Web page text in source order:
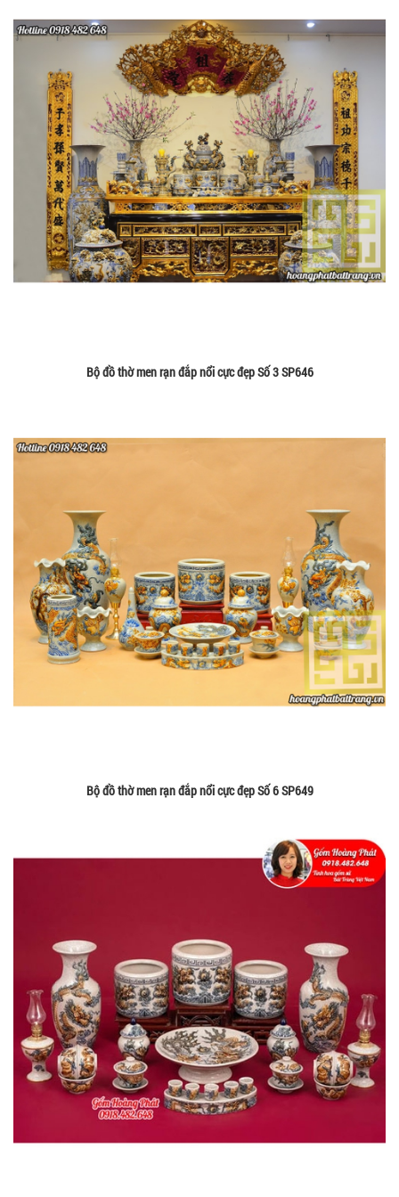
Bộ đồ thờ men rạn đắp nổi cực đẹp Số 3 SP646
Bộ đồ thờ men rạn đắp nổi cực đẹp Số 6 SP649